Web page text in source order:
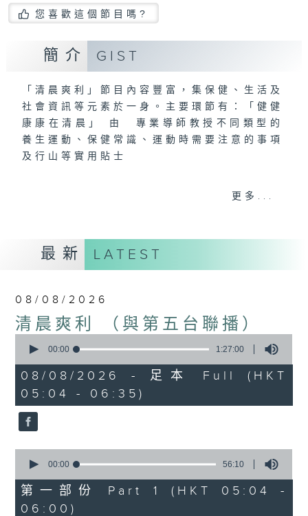
您喜歡這個節目嗎?
簡介 GIST
「清晨爽利」節目內容豐富，集保健、生活及
社會資訊等元素於一身。主要環節有：「健健
康康在清晨」 由 專業導師教授不同類型的
養生運動、保健常識、運動時需要注意的事項
及行山等實用貼士
清晨爽利之齊齊做早操
更多...
最新 LATEST
08/08/2026
清晨爽利 （與第五台聯播）
seconds
1
hour,
27
minutes,
0
seconds
00:00 1:27:00
08/08/2026 - 足本 Full (HKT
05:04 - 06:35)
seconds
56
minutes,
10
00:00 56:10
第一部份 Part 1 (HKT 05:04 -
06:00)